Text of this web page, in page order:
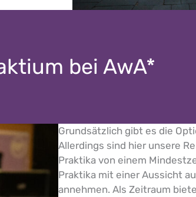
bei AwA*
Grundsätzlich gibt es die
Allerdings sind hier unsere
Praktika von einem
Praktika mit einer Aussicht
annehmen. Als Zeitraum